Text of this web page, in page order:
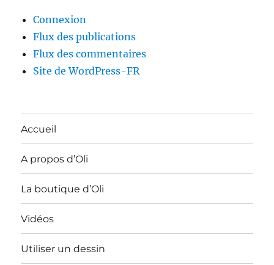
Connexion
Flux des publications
Flux des commentaires
Site de WordPress-FR
Accueil
A propos d’Oli
La boutique d’Oli
Vidéos
Utiliser un dessin